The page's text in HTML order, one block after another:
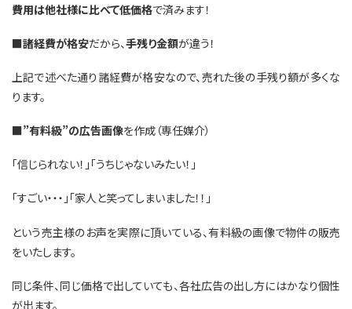
費用は他社様に比べて低価格で済みます！
■諸経費が格安だから、手残り金額が違う！
上記で述べた通り諸経費が格安なので、売れた後の手残り額が多くな
ります。
■”有料級”の広告画像を作成（専任媒介）
「信じられない！」「うちじゃないみたい！」
「すごい・・・」「家人と笑ってしまいました！！」
という売主様のお声を実際に頂いている、有料級の画像で物件の販売
をいたします。
同じ条件、同じ価格で出していても、各社広告の出し方にはかなり個性
が出ます。